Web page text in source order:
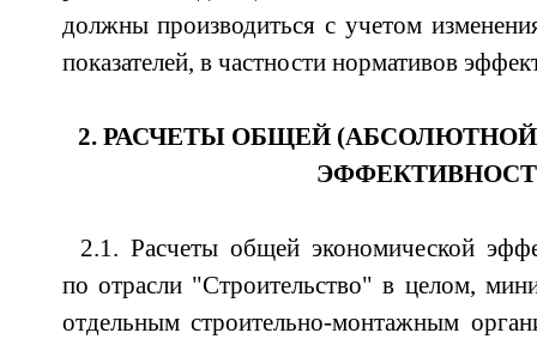
должны производиться с учетом
показателей, в частности нормативов
2. РАСЧЕТЫ ОБЩЕЙ
2.1. Расчеты общей экономической
по отрасли "Строительство" в целом,
отдельным строительно-монтажным